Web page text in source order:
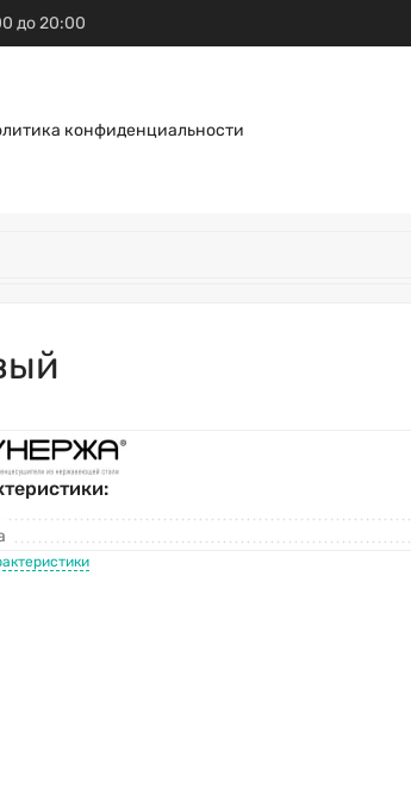
до 20:00
конфиденциальности